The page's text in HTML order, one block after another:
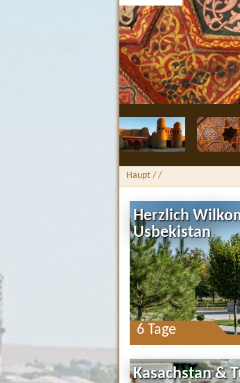
Haupt / /
Herzlich
Usbekistan
6 Tage
Kasachstan &